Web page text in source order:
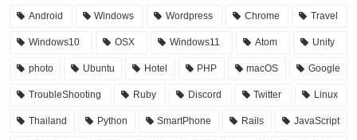
Android Windows Wordpress Chrome Travel
Windows10 OSX Windows11 Atom Unity
photo Ubuntu Hotel PHP macOS Google
TroubleShooting Ruby Discord Twitter Linux
Thailand Python SmartPhone Rails JavaScript